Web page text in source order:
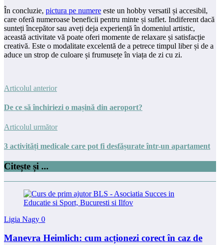
În concluzie, pictura pe numere este un hobby versatil și accesibil,
care oferă numeroase beneficii pentru minte și suflet. Indiferent dacă
sunteți începător sau aveți deja experiență în domeniul artistic,
această activitate vă poate oferi momente de relaxare și satisfacție
creativă. Este o modalitate excelentă de a petrece timpul liber și de a
aduce un strop de culoare și frumusețe în viața de zi cu zi.
Articolul anterior
De ce să închiriezi o mașină din aeroport?
Articolul următor
3 activități medicale care pot fi desfășurate într-un apartament
Citește și ...
Ligia Nagy 0
Manevra Heimlich: cum acționezi corect în caz de